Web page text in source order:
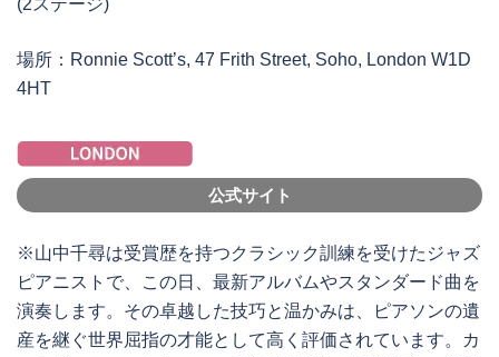
場所：Ronnie Scott’s, 47 Frith Street, Soho, London W1D
4HT
公式サイト
※山中千尋は受賞歴を持つクラシック訓練を受けたジャズ
ピアニストで、この日、最新アルバムやスタンダード曲を
演奏します。その卓越した技巧と温かみは、ピアソンの遺
産を継ぐ世界屈指の才能として高く評価されています。カ